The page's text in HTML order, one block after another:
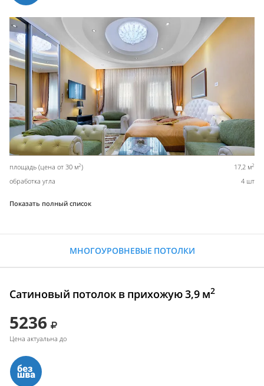
площадь (цена от 30 м2) 17,2 м2
обработка угла 4 шт
Показать полный список
МНОГОУРОВНЕВЫЕ ПОТОЛКИ
Сатиновый потолок в прихожую 3,9 м2
5236
Цена актуальна до